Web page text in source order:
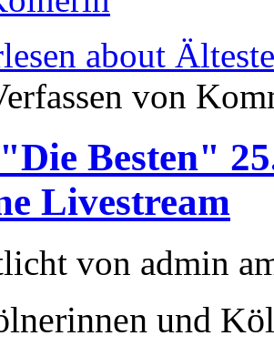
about
von
Besten"
Livestream
von admin
und